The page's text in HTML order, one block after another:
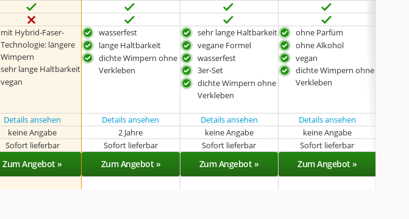
mit Hybrid-Faser-
Technologie: längere
Wimpern
sehr lange Haltbarkeit
vegan
wasserfest
lange Haltbarkeit
dichte Wimpern ohne
Verkleben
sehr lange Haltbarkeit
vegane Formel
wasserfest
3er-Set
dichte Wimpern ohne
Verkleben
ohne Parfüm
ohne Alkohol
vegan
dichte Wimpern ohne
Verkleben
Details ansehen Details ansehen Details ansehen Details ansehen
keine Angabe 2 Jahre keine Angabe keine Angabe
Sofort lieferbar Sofort lieferbar Sofort lieferbar Sofort lieferbar
Zum Angebot » Zum Angebot » Zum Angebot » Zum Angebot »